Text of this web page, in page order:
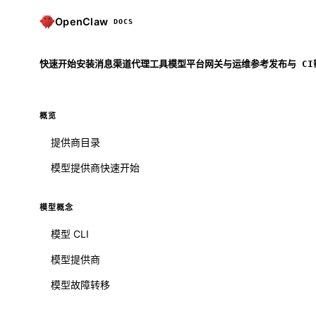
OpenClaw DOCS
快速开始安装消息渠道代理工具模型平台网关与运维参考发布与 CI
概览
提供商目录
模型提供商快速开始
模型概念
模型 CLI
模型提供商
模型故障转移